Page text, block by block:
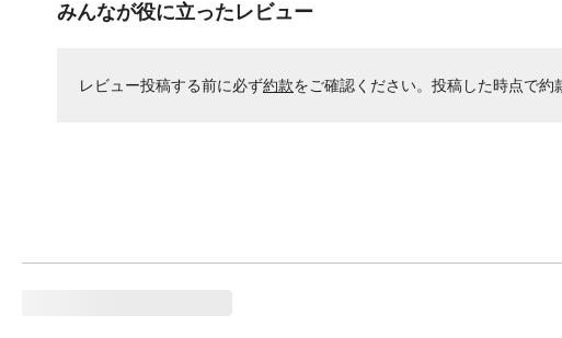
みんなが役に立ったレビュー
レビュー投稿する前に必ず約款をご確認ください。投稿した時点で約